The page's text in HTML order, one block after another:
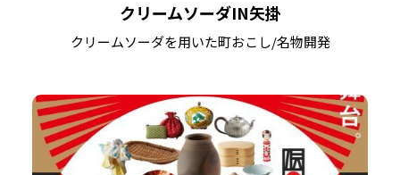
クリームソーダIN矢掛
クリームソーダを用いた町おこし/名物開発